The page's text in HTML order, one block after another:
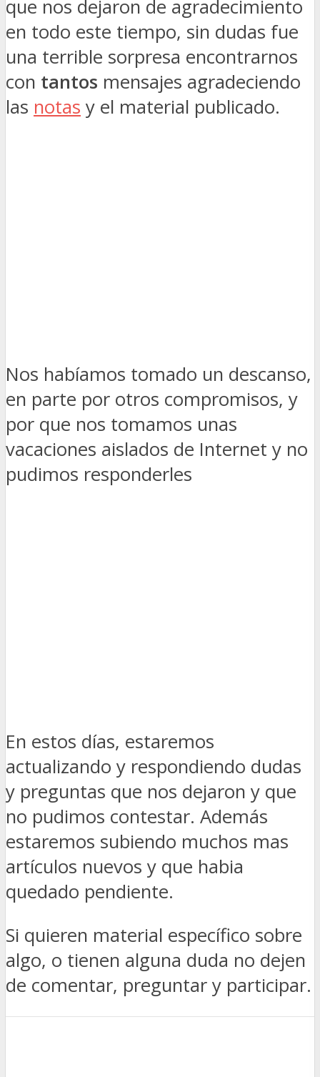
que nos dejaron de agradecimiento
en todo este tiempo, sin dudas fue
una terrible sorpresa encontrarnos
con tantos mensajes agradeciendo
las notas y el material publicado.
Nos habíamos tomado un descanso,
en parte por otros compromisos, y
por que nos tomamos unas
vacaciones aislados de Internet y no
pudimos responderles
En estos días, estaremos
actualizando y respondiendo dudas
y preguntas que nos dejaron y que
no pudimos contestar. Además
estaremos subiendo muchos mas
artículos nuevos y que habia
quedado pendiente.
Si quieren material específico sobre
algo, o tienen alguna duda no dejen
de comentar, preguntar y participar.